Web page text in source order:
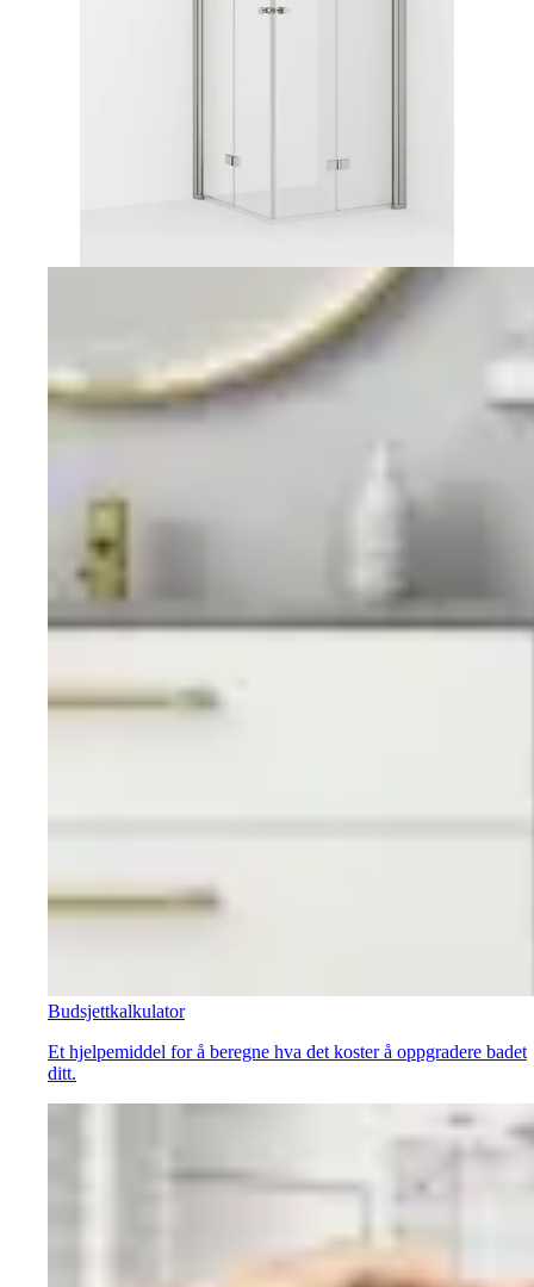
Budsjettkalkulator
Et hjelpemiddel for å beregne hva det koster å oppgradere badet
ditt.